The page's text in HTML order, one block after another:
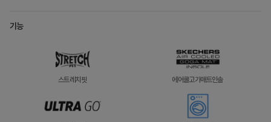
기능
스트레치핏 에어쿨고가매트인솔